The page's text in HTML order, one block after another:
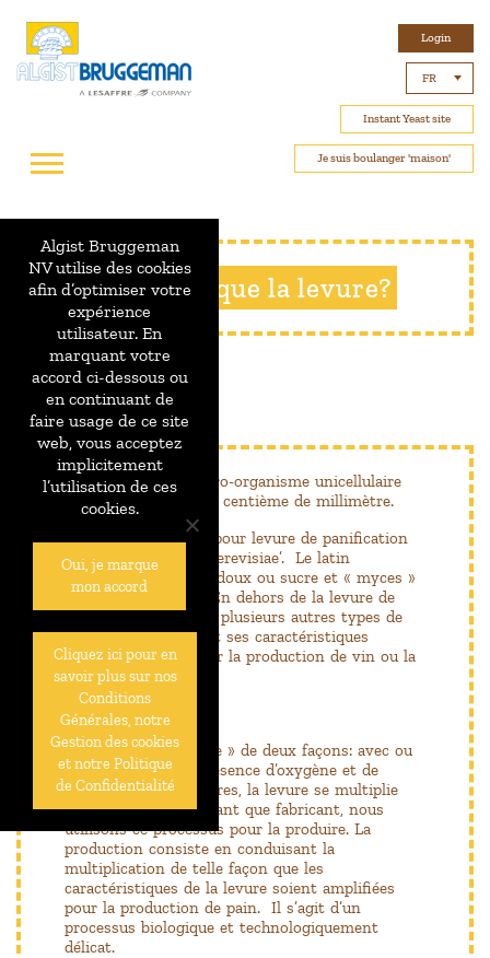
Login
FR
Instant Yeast site
Je suis boulanger 'maison'
Qu’es-ce que la levure?
La levure est un micro-organisme unicellulaire
vivant, d’environ une centième de millimètre.
Le nom scientifique pour levure de panification
est ‘saccharomyces cerevisiae’. Le latin
« saccharo » signifie doux ou sucre et « myces »
désigne moisissure. En dehors de la levure de
panification, il existe plusieurs autres types de
levure, chacune ayant ses caractéristiques
spécifiques (p.ex. pour la production de vin ou la
brasserie).
La levure peut « vivre » de deux façons: avec ou
sans oxygène. En présence d’oxygène et de
substances alimentaires, la levure se multiplie
par gemmation. En tant que fabricant, nous
utilisons ce processus pour la produire. La
production consiste en conduisant la
multiplication de telle façon que les
caractéristiques de la levure soient amplifiées
pour la production de pain. Il s’agit d’un
processus biologique et technologiquement
délicat.
Algist Bruggeman
NV utilise des cookies
afin d’optimiser votre
expérience
utilisateur. En
marquant votre
accord ci-dessous ou
en continuant de
faire usage de ce site
web, vous acceptez
implicitement
l’utilisation de ces
cookies.
Oui, je marque
mon accord
Cliquez ici pour en
savoir plus sur nos
Conditions
Générales, notre
Gestion des cookies
et notre Politique
de Confidentialité